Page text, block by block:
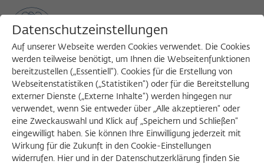
MENU
Search
EIN ABEND OHNE IDEEN
Mittwoch, 22.02.2023
Datenschutzeinstellungen
Auf unserer Webseite werden Cookies verwendet. Die Cookies
werden teilweise benötigt, um Ihnen die Webseitenfunktionen
bereitzustellen („Essentiell“). Cookies für die Erstellung von
Webseitenstatistiken („Statistiken“) oder für die Bereitstellung
externer Dienste („Externe Inhalte“) werden hingegen nur
verwendet, wenn Sie entweder über „Alle akzeptieren“ oder
eine Zweckauswahl und Klick auf „Speichern und Schließen“
eingewilligt haben. Sie können Ihre Einwilligung jederzeit mit
Wirkung für die Zukunft in den Cookie-Einstellungen
widerrufen. Hier und in der Datenschutzerklärung finden Sie